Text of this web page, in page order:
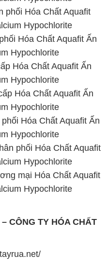
Hóa Chất Aquafit
Hypochlorite
Hóa Chất Aquafit Ấn
Hypochlorite
Hóa Chất Aquafit Ấn
Hypochlorite
Hóa Chất Aquafit Ấn
Hypochlorite
Hóa Chất Aquafit Ấn
Hypochlorite
phối Hóa Chất Aquafit
Hypochlorite
mại Hóa Chất Aquafit
Hypochlorite
CÔNG TY HÓA CHẤT